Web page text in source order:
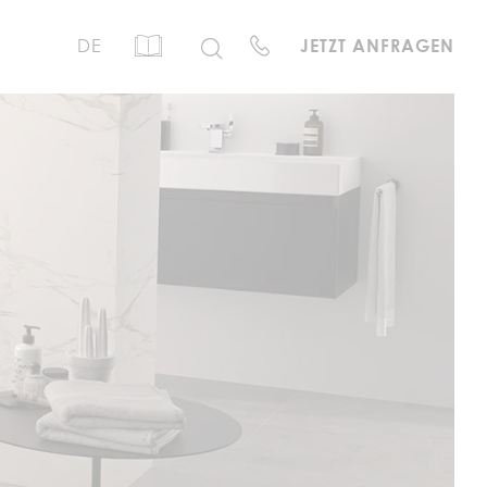
JETZT ANFRAGEN
DE